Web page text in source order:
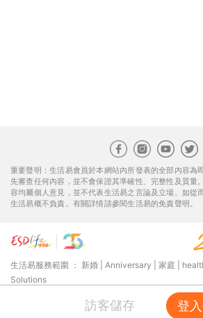
訪客儲存 登
重要聲明：生活易會員於本網站內所發表的全部內容為
先審查任何內容，並不會保證其準確性、完整性及質量
容均屬個人意見，並不代表生活易之言論及立場。如從
生活易概不負責。有關詳情請參閱生活易的免責聲明。
生活易服務範圍 ： 新婚 Anniversary 家庭
Solutions
© ESD Services Limited 2000-2026